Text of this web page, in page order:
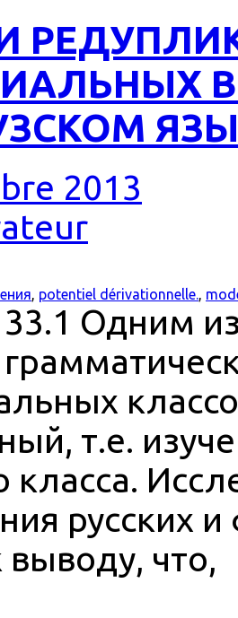
2013
potentiel dérivationnelle.
Одним
т.е.
класса.
русских
что,